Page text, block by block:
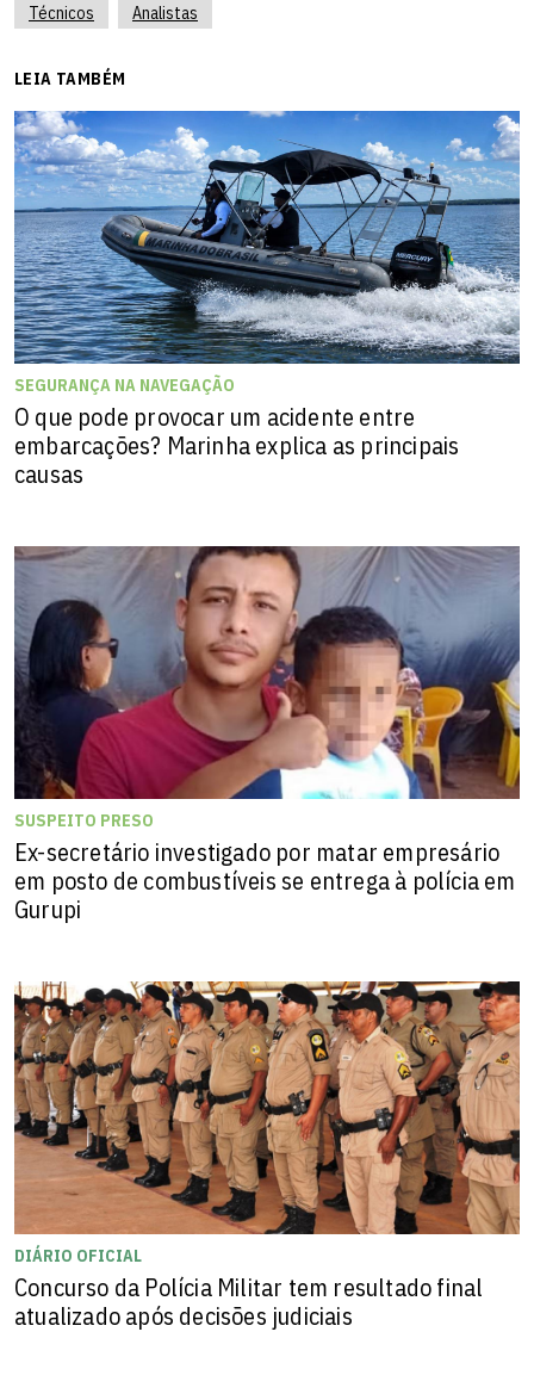
Técnicos
Analistas
LEIA TAMBÉM
SEGURANÇA NA NAVEGAÇÃO
O que pode provocar um acidente entre
embarcações? Marinha explica as principais
causas
SUSPEITO PRESO
Ex-secretário investigado por matar empresário
em posto de combustíveis se entrega à polícia em
Gurupi
DIÁRIO OFICIAL
Concurso da Polícia Militar tem resultado final
atualizado após decisões judiciais